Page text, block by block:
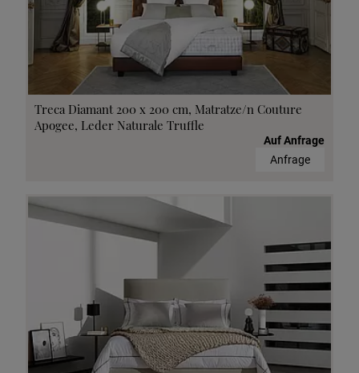
Treca Diamant 200 x 200 cm, Matratze/n Couture
Apogee, Leder Naturale Truffle
Auf Anfrage
Anfrage